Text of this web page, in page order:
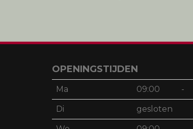
OPENINGSTIJDEN
Ma 09:00 -
Di gesloten